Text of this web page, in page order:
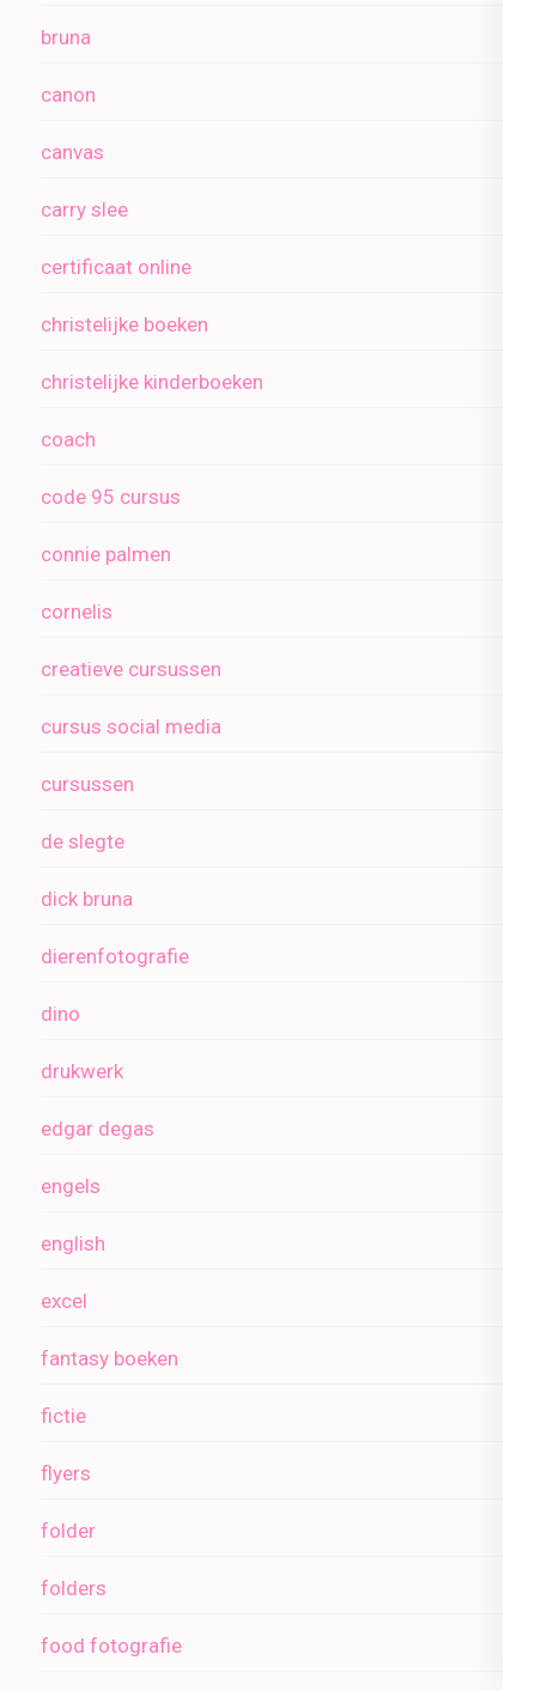
bruna
canon
canvas
carry slee
certificaat online
christelijke boeken
christelijke kinderboeken
coach
code 95 cursus
connie palmen
cornelis
creatieve cursussen
cursus social media
cursussen
de slegte
dick bruna
dierenfotografie
dino
drukwerk
edgar degas
engels
english
excel
fantasy boeken
fictie
flyers
folder
folders
food fotografie